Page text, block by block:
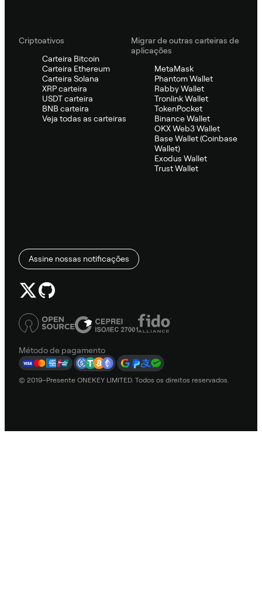
Criptoativos
Carteira Bitcoin
Carteira Ethereum
Carteira Solana
XRP carteira
USDT carteira
BNB carteira
Veja todas as carteiras
Migrar de outras carteiras de
aplicações
MetaMask
Phantom Wallet
Rabby Wallet
Tronlink Wallet
TokenPocket
Binance Wallet
OKX Web3 Wallet
Base Wallet (Coinbase
Wallet)
Exodus Wallet
Trust Wallet
Assine nossas notificações
Método de pagamento
© 2019–Presente ONEKEY LIMITED. Todos os direitos reservados.